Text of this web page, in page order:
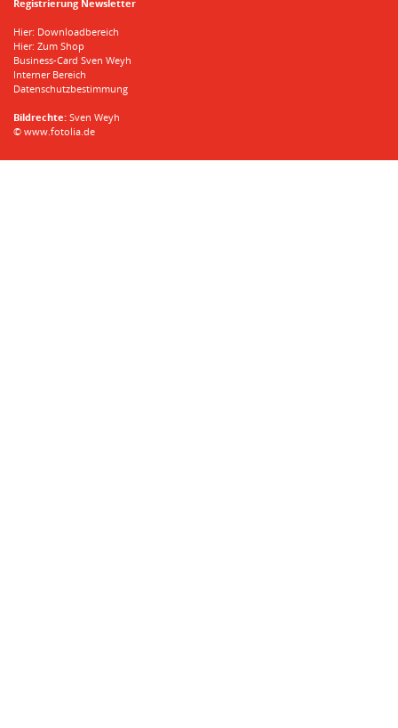
Registrierung Newsletter
Hier: Downloadbereich
Hier: Zum Shop
Business-Card Sven Weyh
Interner Bereich
Datenschutzbestimmung
Bildrechte: Sven Weyh
© www.fotolia.de